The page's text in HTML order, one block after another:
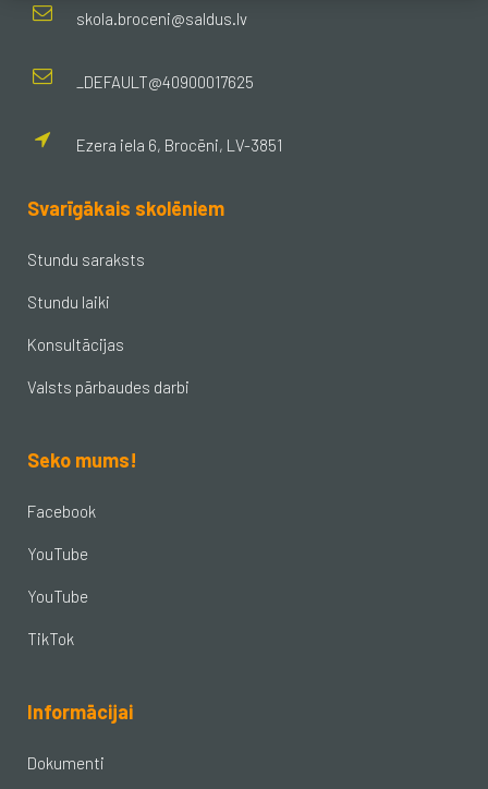
skola.broceni@saldus.lv
_DEFAULT@40900017625
Ezera iela 6, Brocēni, LV-3851
Svarīgākais skolēniem
Stundu saraksts
Stundu laiki
Konsultācijas
Valsts pārbaudes darbi
Seko mums!
Facebook
YouTube
YouTube
TikTok
Informācijai
Dokumenti